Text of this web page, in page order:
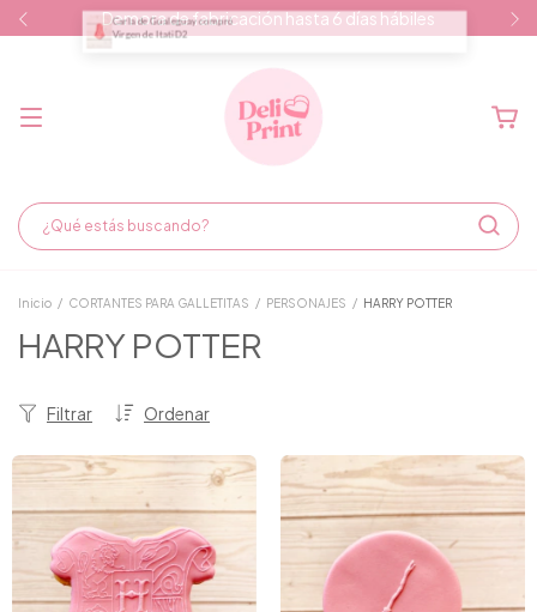
Demora de fabricación hasta 6 días hábiles
Inicio / CORTANTES PARA GALLETITAS / PERSONAJES / HARRY POTTER
HARRY POTTER
Ordenar
Filtrar